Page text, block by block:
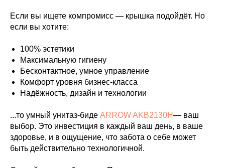
Если вы ищете компромисс — крышка подойдёт. Но
если вы хотите:
100% эстетики
Максимальную гигиену
Бесконтактное, умное управление
Комфорт уровня бизнес-класса
Надёжность, дизайн и технологии
...то умный унитаз-биде ARROW AKB2130H— ваш
выбор. Это инвестиция в каждый ваш день, в ваше
здоровье, и в ощущение, что забота о себе может
быть действительно технологичной.